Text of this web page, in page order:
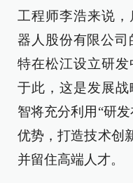
工程师李浩来说
器人股份有限公司
特在松江设立研
于此，这是发展
智将充分利用“研
优势，打造技术创
并留住高端人才。